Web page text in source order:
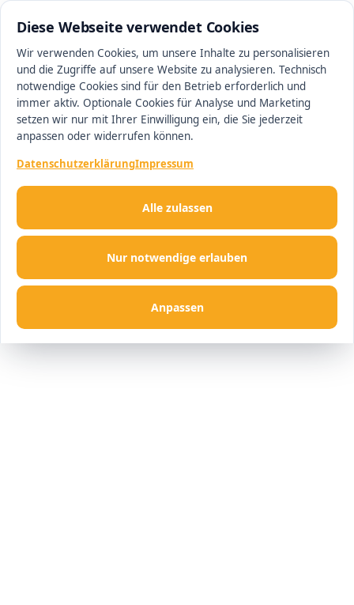
Diese Webseite verwendet Cookies
Wir verwenden Cookies, um unsere Inhalte zu personalisieren
und die Zugriffe auf unsere Website zu analysieren. Technisch
notwendige Cookies sind für den Betrieb erforderlich und
immer aktiv. Optionale Cookies für Analyse und Marketing
setzen wir nur mit Ihrer Einwilligung ein, die Sie jederzeit
anpassen oder widerrufen können.
DatenschutzerklärungImpressum
Nur notwendige erlauben
Anpassen
Alle zulassen